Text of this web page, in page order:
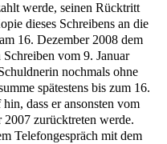
werde, seinen Rücktritt
dieses Schreibens an die
16. Dezember 2008 dem
vom 9. Januar
nochmals ohne
spätestens bis zum 16.
dass er ansonsten vom
zurücktreten werde.
Telefongespräch mit dem